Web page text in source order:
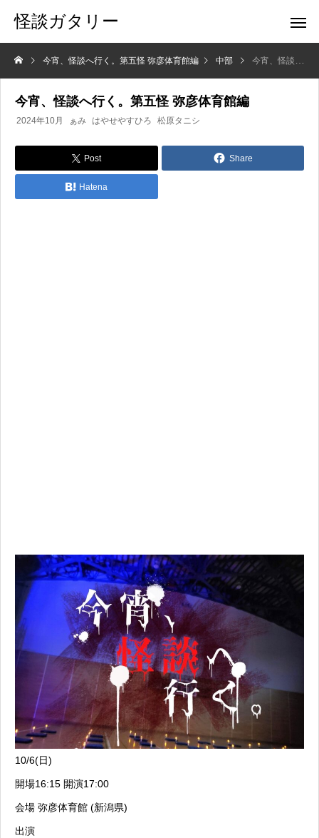
怪談ガタリー
今宵、怪談へ行く。第五怪 弥彦体育館編 中部 今宵、怪談へ行く。第五怪 弥彦体育館編
今宵、怪談へ行く。第五怪 弥彦体育館編
2024年10月 ぁみ はやせやすひろ 松原タニシ
Post Share
Hatena
10/6(日)
開場16:15 開演17:00
会場 弥彦体育館 (新潟県)
出演